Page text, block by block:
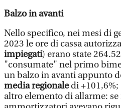
Balzo in avanti
Nello specifico, nei mesi di
2023 le ore di cassa
impiegati) erano state
"consumate" nel primo
un balzo in avanti appunto
media regionaledi +101,6%;
altro elemento di allarme: se